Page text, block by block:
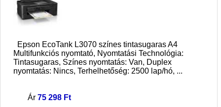
Epson EcoTank L3070 színes tintasugaras A4
Multifunkciós nyomtató, Nyomtatási Technológia:
Tintasugaras, Színes nyomtatás: Van, Duplex
nyomtatás: Nincs, Terhelhetőség: 2500 lap/hó, ...
Ár 75 298 Ft